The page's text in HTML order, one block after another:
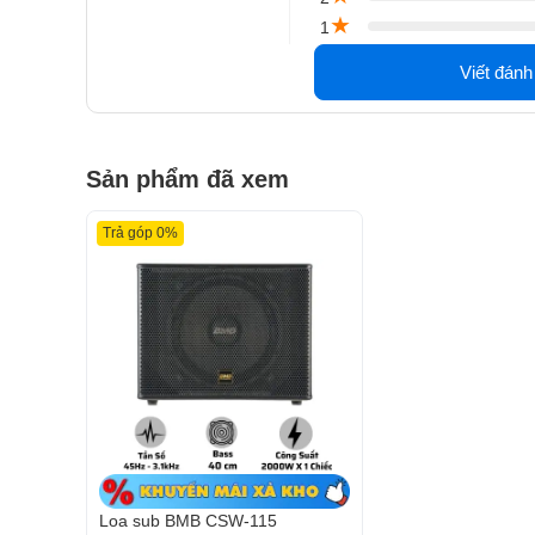
Mặt trước là củ loa được che chắn bởi tấm ê căng
mặt trước tăng độ nhận diện cho thiết bị. Phía sau
một vài thông số cơ bản đảm bảo cho việc kết nối,
Đánh giá chất lượng Loa sub BMB
BMB CSW-115 được trang bị mức công suất cực
ràng, sâu chắc. Loa có khả năng hoạt động bền bỉ,
1 ★
Viết
Sản phẩm đã xem
Loa sub BMB CSW-115
Trả góp 0%